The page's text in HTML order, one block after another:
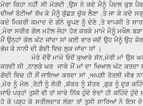
ਮੇਰਾ ਕਿਹਾ ਨਹੀਂ ਸੀ ਮੋੜਦੀ ,ਉਸ ਨੇ ਕਦੇ ਮੈਨੂੰ ਪੈਦਲ ਕੁਝ
ਦੀਆਂ ਰੋਟੀਆਂ ਰੱਖ ਕੇ ਮੈਨੂੰ ਕੁੱਛੜ ਚੁੱਕ ਲੈਣਾ ,ਤੇ ਜਾ ਕੇ ਕਦੇ
ਕਦੇ ਮਿਸ਼ਰੀ ਕਮਾਦ ਦੇ ਗੰਨੇ ਚੂਪਣ ਨੂੰ ਦੇਣੇ ,ਤੇ ਵਾਪਸੀ ਤੇ
,ਮੇਰਾ ਸਰੀਰ ਗੋਲ ਮਟੋਲ ਜੇਹਾ ਹੋਣ ਕਰਕੇ ਮਾਮੇ ਮੈਨੂੰ ਮਖੌਲ
ਮੈਂ ਉਨ੍ਹਾਂ ਕੋਲ ਘੱਟ ਜਾਂਦਾ ਸਾਂ ਕਈ ਵਾਰ ਜਦੋਂ ਉਹ ਮੈਨੂੰ ਉਹ
ਭੱਜ ਕੇ ਨਾਨੀ ਦੀ ਗੋਦੀ ਵਿਚ ਲੁਕ ਜਾਂਦਾ ਸਾਂ ।
ਮੇਰੇ ਦੋਵੈਂ ਮਾਮੇ ਓਦੋਂ ਕੁਆਰੇ ਸੱਨ,ਮੇਰੀ ਮਾਂ ਉਸ ਘਰ
ਕਰਦੀ ਸੀ ,ਨਾਣਕੇ ਘਰ ਜਾਕੇ ਮੈਂ ਮਾਂ ਦਾ ਖਿਆਲ ਘੱਟ ਕਰਦਾ
ਗੋਦੀ ਵਿਚ ਹੀ ਸੌਂ ਜਾਇਆ ਕਰਦਾ ਸਾਂ ,ਅਪਣੀ ਤੋਤਲੀ ਜੀਭ
,ਮੋਰ ਨੂੰ ਮੋਲ ,ਰੋਟੀ ਨੂੰ ਲੋਤੀ ,ਸ਼ੱਕਰ ਨੂੰ ਸ਼ੱਤਰ ,ਗੁੜ ਨੂੰ ਦੁੜ
ਜਾਓ ਪਰ੍ਹਾਂ ਤੁਸੀ ਵੀ ਤਾਂ ਸਾਰੇ ਨਿੱਕ ਹੁੰਦੇ ਏਦਾਂ ਹੀ ਕਹਿੰਦੇ
ਹੋ ਕੇ ਪੜ੍ਹ ਕੇ ਸਤੀਲਦਾਰ ਲੱਗਾ ਤਾਂ ਤੁਸੀ ਸਾਰਿਆਂ ਨੇ ਇਸ